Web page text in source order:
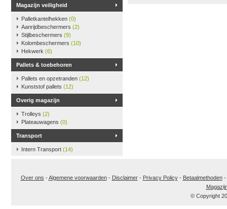
Magazijn veiligheid
Palletkantelhekken (0)
Aanrijdbeschermers (2)
Stijlbeschermers (9)
Kolombeschermers (10)
Hekwerk (6)
Pallets & toebehoren
Pallets en opzetranden (12)
Kunststof pallets (12)
Overig magazijn
Trolleys (2)
Plateauwagens (0)
Transport
Intern Transport (14)
Over ons -Algemene voorwaarden- Disclaimer- Privacy Policy- Betaalmethoden-
© Copyright